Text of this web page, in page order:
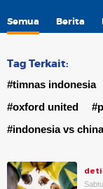
Semua Berita
Tag Terkait:
#timnas indonesia
#oxford united
#indonesia vs china